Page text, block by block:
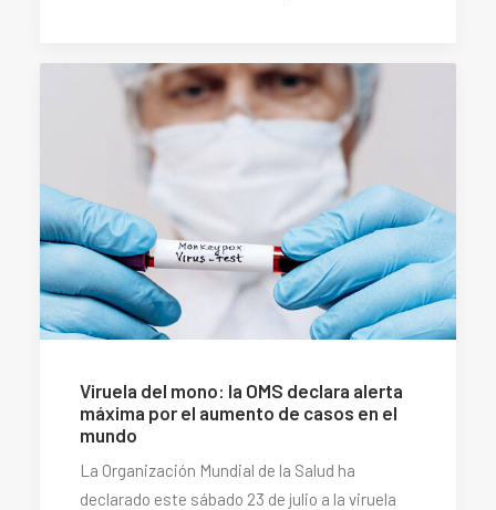
Viruela del mono: la OMS declara alerta
máxima por el aumento de casos en el
mundo
La Organización Mundial de la Salud ha
declarado este sábado 23 de julio a la viruela